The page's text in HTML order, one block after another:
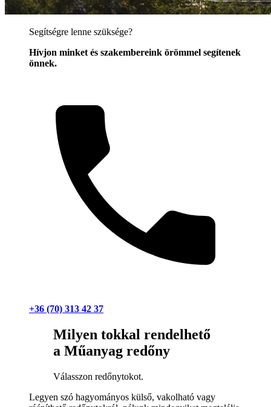
Segítségre lenne szüksége?
Hívjon minket és szakembereink örömmel segítenek
önnek.
+36 (70) 313 42 37
Milyen tokkal rendelhető
a Műanyag redőny
Válasszon redőnytokot.
Legyen szó hagyományos külső, vakolható vagy